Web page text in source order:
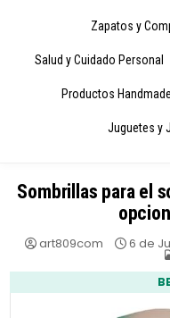
Zapatos y
Salud y Cuidado Personal
Productos Handmade
Juguetes y
Sombrillas para el
art809com 6 de